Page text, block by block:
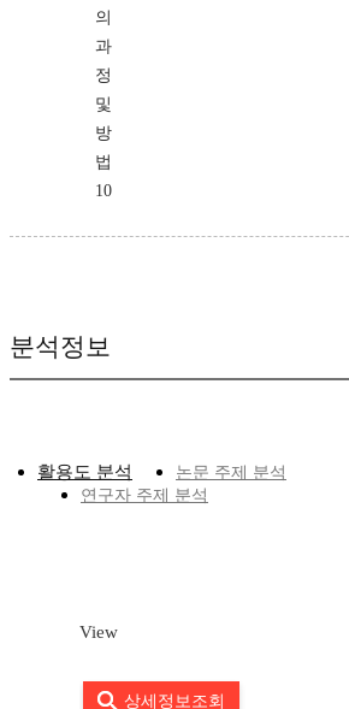
의
과
정
및
방
법
10
분석정보
활용도 분석
논문 주제 분석
연구자 주제 분석
View
상세정보조회